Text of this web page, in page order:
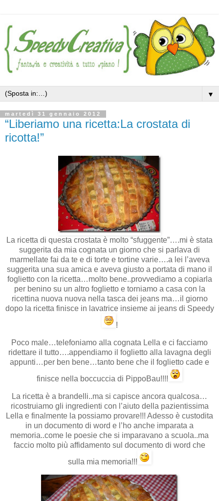
▼
martedì 31 gennaio 2012
“Liberiamo una ricetta:La crostata di
ricotta!”
La ricetta di questa crostata è molto “sfuggente”….mi è stata
suggerita da mia cognata un giorno che si parlava di
marmellate fai da te e di torte e tortine varie….a lei l’aveva
suggerita una sua amica e aveva giusto a portata di mano il
foglietto con la ricetta…molto bene..provvediamo a copiarla
per benino su un altro foglietto e torniamo a casa con la
ricettina nuova nuova nella tasca dei jeans ma…il giorno
dopo la ricetta finisce in lavatrice insieme ai jeans di Speedy
!
Poco male…telefoniamo alla cognata Lella e ci facciamo
ridettare il tutto….appendiamo il foglietto alla lavagna degli
appunti…per ben bene…tanto bene che il foglietto cade e
finisce nella boccuccia di PippoBau!!!!
La ricetta è a brandelli..ma si capisce ancora qualcosa…
ricostruiamo gli ingredienti con l’aiuto della pazientissima
Lella e finalmente la possiamo provare!!! Adesso è custodita
in un documento di word e l’ho anche imparata a
memoria..come le poesie che si imparavano a scuola..ma
faccio molto più affidamento sul documento di word che
sulla mia memoria!!!